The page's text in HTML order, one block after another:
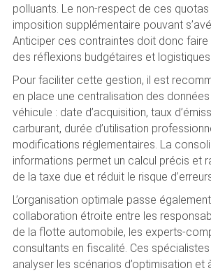
polluants. Le non-respect de ces quotas
imposition supplémentaire pouvant
Anticiper ces contraintes doit donc faire
des réflexions budgétaires et
Pour faciliter cette gestion, il est
en place une centralisation des
véhicule : date d’acquisition, taux
carburant, durée d’utilisation
modifications réglementaires. La
informations permet un calcul précis et
de la taxe due et réduit le risque
L’organisation optimale passe
collaboration étroite entre les
de la flotte automobile, les experts-
consultants en fiscalité. Ces
analyser les scénarios d’optimisation et